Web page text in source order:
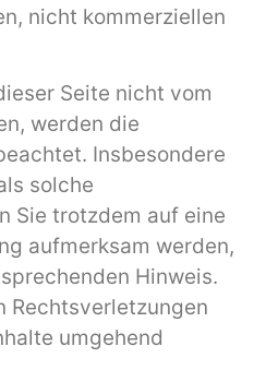
nicht kommerziellen
Seite nicht vom
werden die
Insbesondere
solche
Sie trotzdem auf eine
aufmerksam werden,
Hinweis.
Rechtsverletzungen
umgehend